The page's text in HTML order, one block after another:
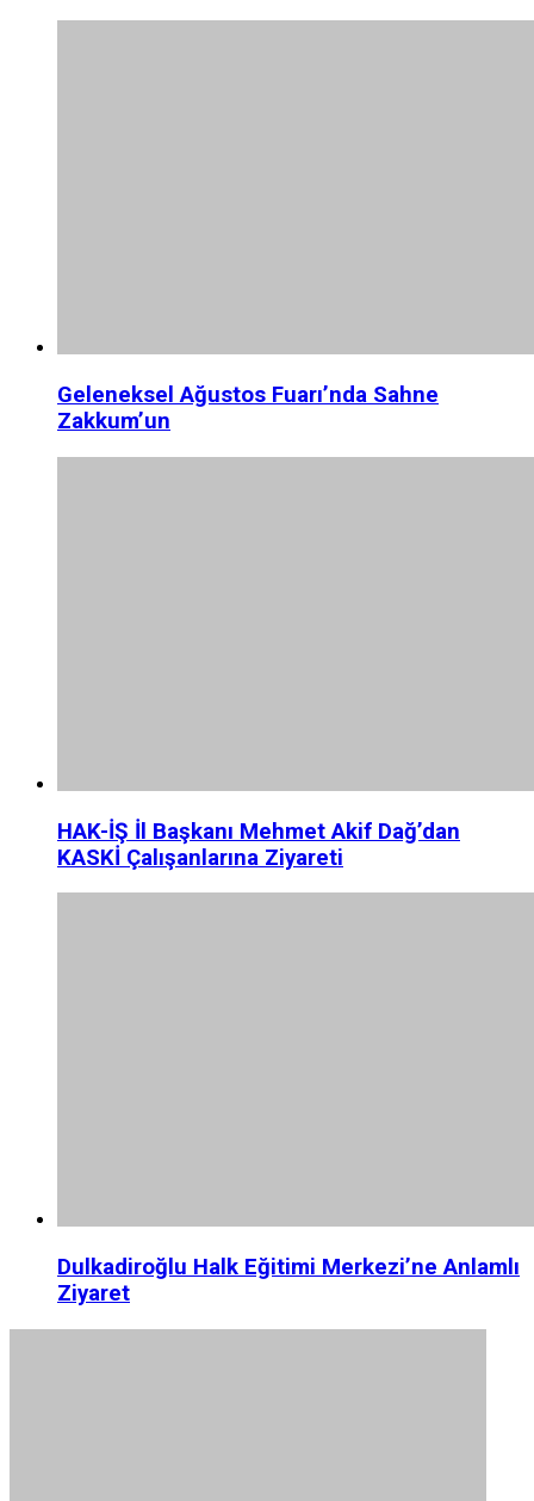
Geleneksel Ağustos Fuarı’nda Sahne
Zakkum’un
HAK-İŞ İl Başkanı Mehmet Akif Dağ’dan
KASKİ Çalışanlarına Ziyareti
Dulkadiroğlu Halk Eğitimi Merkezi’ne Anlamlı
Ziyaret